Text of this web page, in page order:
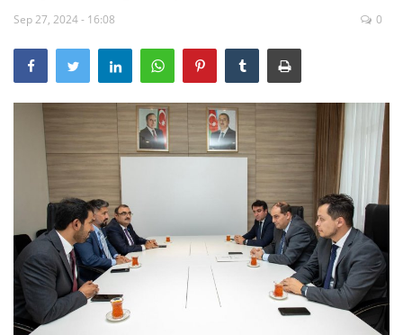
SƏNAYE-İNFRASTRUKTUR
CƏMİYYƏT
ENERGETİKA
SİYASƏT
İDMAN
FORMULA 1
DÜNYA
Sep 27, 2024 - 16:08 0